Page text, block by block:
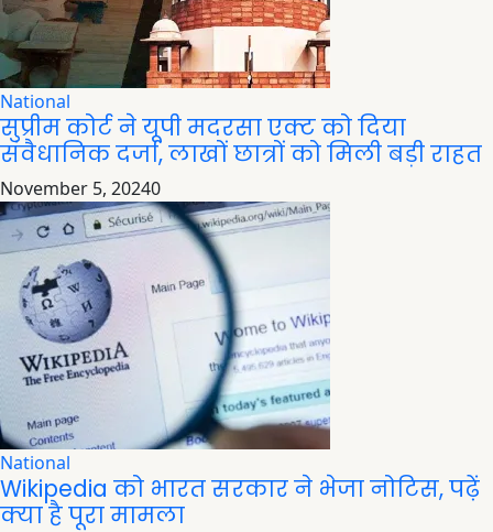
National
सुप्रीम कोर्ट ने यूपी मदरसा एक्ट को दिया
संवैधानिक दर्जा, लाखों छात्रों को मिली बड़ी राहत
November 5, 20240
National
Wikipedia को भारत सरकार ने भेजा नोटिस, पढ़ें
क्या है पूरा मामला